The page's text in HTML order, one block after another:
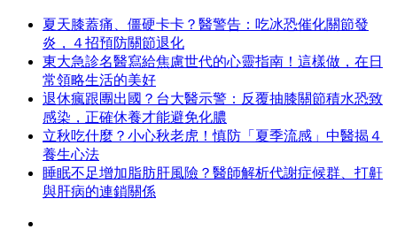
夏天膝蓋痛、僵硬卡卡？醫警告：吃冰恐催化關節發
炎，４招預防關節退化
東大急診名醫寫給焦慮世代的心靈指南！這樣做，在日
常領略生活的美好
退休瘋跟團出國？台大醫示警：反覆抽膝關節積水恐致
感染，正確休養才能避免化膿
立秋吃什麼？小心秋老虎！慎防「夏季流感」中醫揭４
養生心法
睡眠不足增加脂肪肝風險？醫師解析代謝症候群、打鼾
與肝病的連鎖關係